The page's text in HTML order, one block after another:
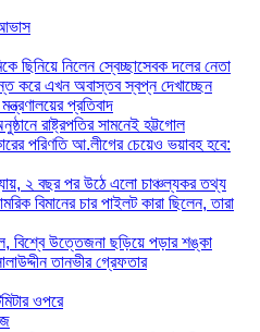
ছিনিয়ে নিলেন স্বেচ্ছাসেবক দলের নেতা
করে এখন অবাস্তব স্বপ্ন দেখাচ্ছেন
প্রতিবাদ
রাষ্ট্রপতির সামনেই হট্টগোল
পরিণতি আ.লীগের চেয়েও ভয়াবহ হবে:
২ বছর পর উঠে এলো চাঞ্চল্যকর তথ্য
বিমানের চার পাইলট কারা ছিলেন, তারা
উত্তেজনা ছড়িয়ে পড়ার শঙ্কা
তানভীর গ্রেফতার
ওপরে